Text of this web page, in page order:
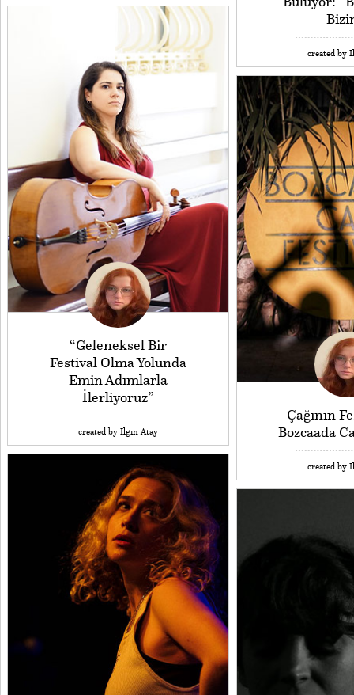
created by
“Geleneksel Bir
Festival Olma Yolunda
Emin Adımlarla
İlerliyoruz”
created by Ilgın Atay
Çağının
Bozcaada
created by